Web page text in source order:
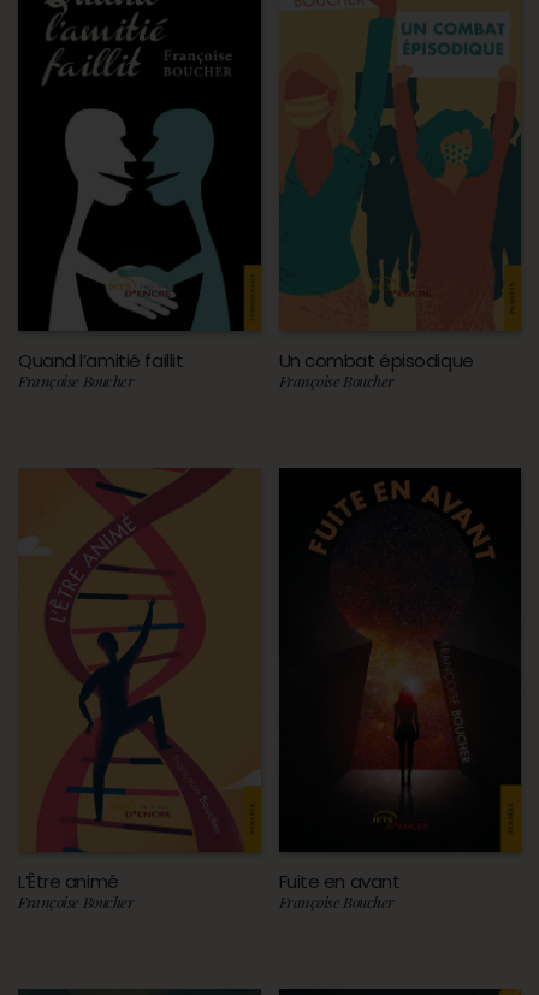
Quand l’amitié faillit
Françoise Boucher
Un combat épisodique
Françoise Boucher
L’Être animé
Françoise Boucher
Fuite en avant
Françoise Boucher